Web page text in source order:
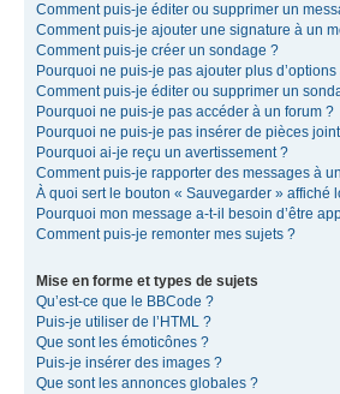
Comment puis-je éditer ou supprimer un
Comment puis-je ajouter une signature à un
Comment puis-je créer un sondage ?
Pourquoi ne puis-je pas ajouter plus
Comment puis-je éditer ou supprimer un
Pourquoi ne puis-je pas accéder à un forum ?
Pourquoi ne puis-je pas insérer de pièces
Pourquoi ai-je reçu un avertissement ?
Comment puis-je rapporter des messages à
À quoi sert le bouton « Sauvegarder » affiché
Pourquoi mon message a-t-il besoin d’être
Comment puis-je remonter mes sujets ?
Mise en forme et types de sujets
Qu’est-ce que le BBCode ?
Puis-je utiliser de l’HTML ?
Que sont les émoticônes ?
Puis-je insérer des images ?
Que sont les annonces globales ?